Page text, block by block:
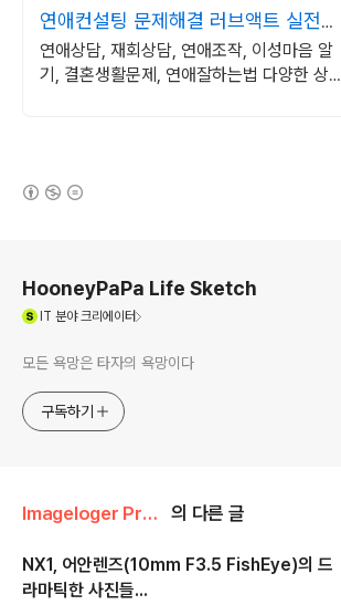
연애컨설팅 문제해결 러브액트 실전경
험이 가장 많은 업체
연애상담, 재회상담, 연애조작, 이성마음 알
기, 결혼생활문제, 연애잘하는법 다양한 상황
HooneyPaPa Life Sketch
IT 분야 크리에이터
모든 욕망은 타자의 욕망이다
구독하기
Imageloger Promotion/NX1 의 다른 글
NX1, 어안렌즈(10mm F3.5 FishEye)의 드
라마틱한 사진들...